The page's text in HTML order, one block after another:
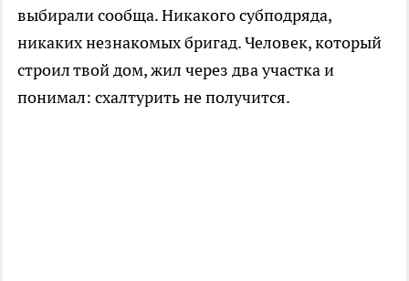
выбирали сообща. Никакого субподряда,
никаких незнакомых бригад. Человек, который
строил твой дом, жил через два участка и
понимал: схалтурить не получится.